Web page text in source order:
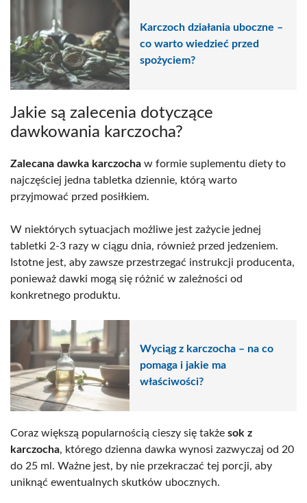
Karczoch działania uboczne –
co warto wiedzieć przed
spożyciem?
Jakie są zalecenia dotyczące
dawkowania karczocha?
Zalecana dawka karczocha w formie suplementu diety to
najczęściej jedna tabletka dziennie, którą warto
przyjmować przed posiłkiem.
W niektórych sytuacjach możliwe jest zażycie jednej
tabletki 2-3 razy w ciągu dnia, również przed jedzeniem.
Istotne jest, aby zawsze przestrzegać instrukcji producenta,
ponieważ dawki mogą się różnić w zależności od
konkretnego produktu.
Wyciąg z karczocha – na co
pomaga i jakie ma
właściwości?
Coraz większą popularnością cieszy się także sok z
karczocha, którego dzienna dawka wynosi zazwyczaj od 20
do 25 ml. Ważne jest, by nie przekraczać tej porcji, aby
uniknąć ewentualnych skutków ubocznych.